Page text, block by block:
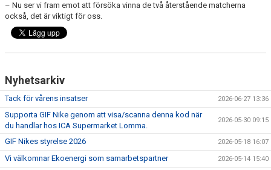
STIFTELSEN DUNROSS & CO
– Nu ser vi fram emot att försöka vinna de två återstående matcherna
också, det är viktigt för oss.
Nyhetsarkiv
Tack för vårens insatser 2026-06-27 13:36
Supporta GIF Nike genom att visa/scanna denna kod när
du handlar hos ICA Supermarket Lomma.
2026-05-30 09:15
GIF Nikes styrelse 2026 2026-05-18 16:07
Vi välkomnar Ekoenergi som samarbetspartner 2026-05-14 15:40